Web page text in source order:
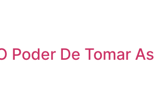
Poder De Tomar As